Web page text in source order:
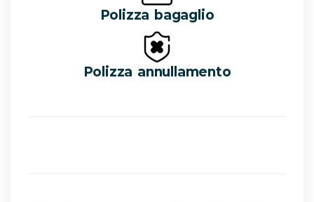
Polizza bagaglio
Polizza annullamento